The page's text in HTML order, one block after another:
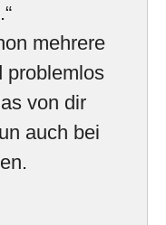
mehrere
problemlos
von dir
auch bei